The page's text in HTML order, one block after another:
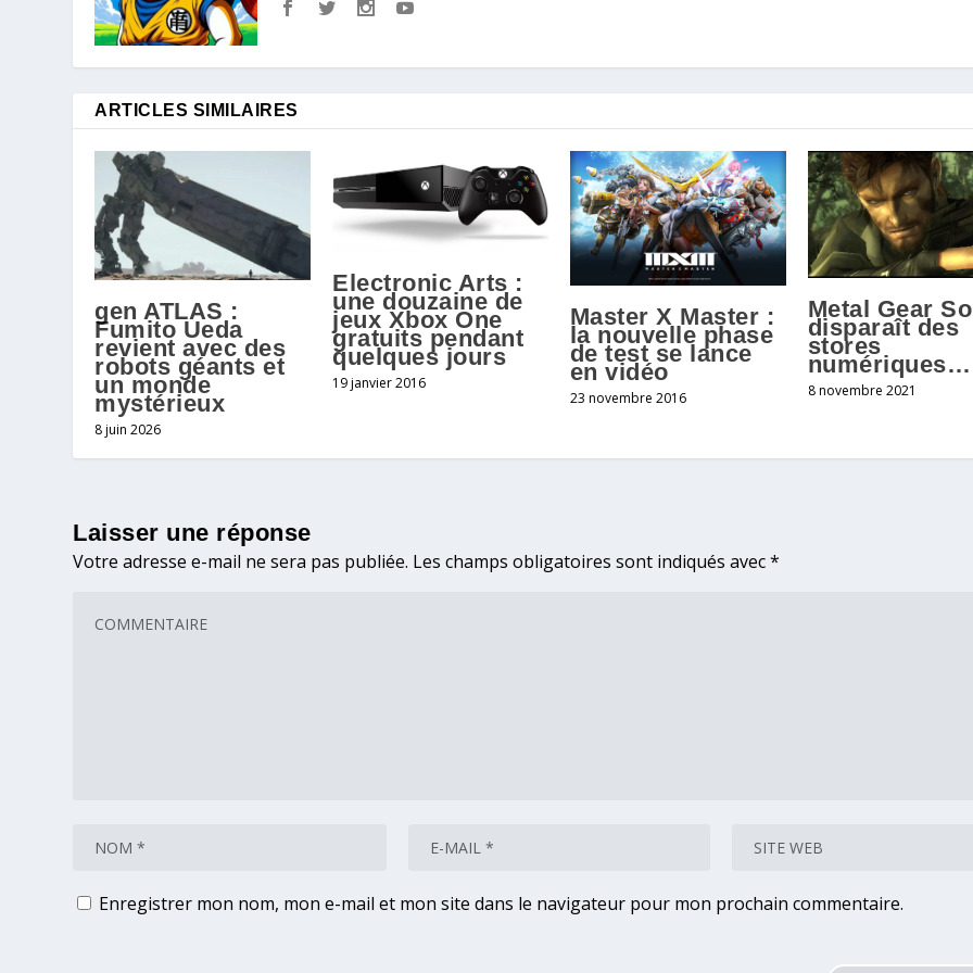
ARTICLES SIMILAIRES
gen ATLAS :
Fumito Ueda
revient avec des
robots géants et
un monde
mystérieux
8 juin 2026
Electronic Arts :
une douzaine de
jeux Xbox One
gratuits pendant
quelques jours
19 janvier 2016
Master X Master :
la nouvelle phase
de test se lance
en vidéo
23 novembre 2016
Metal Gear
disparaît des
stores
numériques…
8 novembre 2021
Laisser une réponse
Votre adresse e-mail ne sera pas publiée. Les champs obligatoires sont indiqués avec*
Enregistrer mon nom, mon e-mail et mon site dans le navigateur pour mon prochain commentaire.